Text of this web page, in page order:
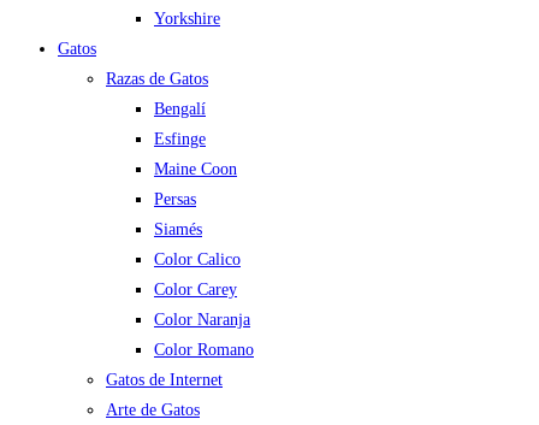
Yorkshire
Gatos
Razas de Gatos
Bengalí
Esfinge
Maine Coon
Persas
Siamés
Color Calico
Color Carey
Color Naranja
Color Romano
Gatos de Internet
Arte de Gatos